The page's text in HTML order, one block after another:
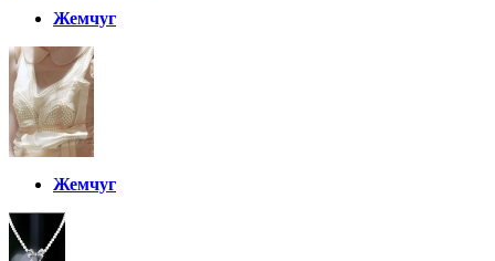
Жемчуг
Жемчуг